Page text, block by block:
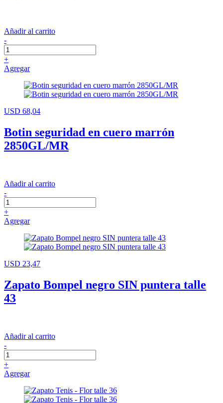
Añadir al carrito
-
+
Agregar
USD 68,04
Botin seguridad en cuero marrón
2850GL/MR
Añadir al carrito
-
+
Agregar
USD 23,47
Zapato Bompel negro SIN puntera talle
43
Añadir al carrito
-
+
Agregar